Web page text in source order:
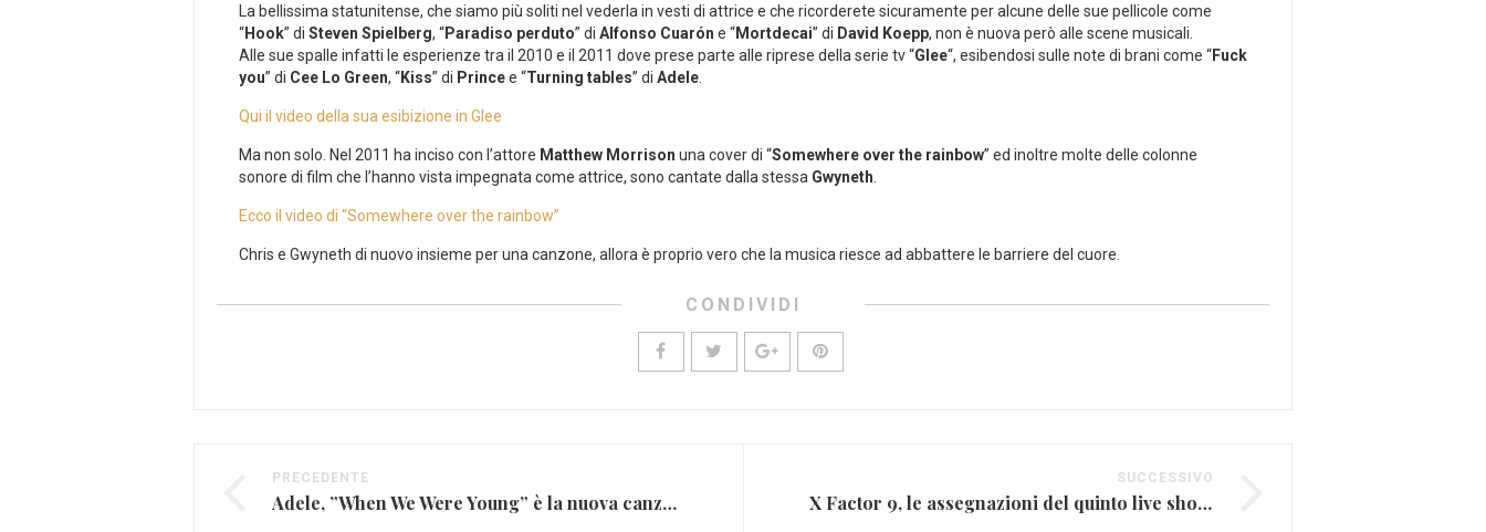
La bellissima statunitense, che siamo più soliti nel vederla in vesti di attrice e che ricorderete sicuramente per alcune delle sue pellicole come
“Hook” di Steven Spielberg, “Paradiso perduto” di Alfonso Cuarón e “Mortdecai” di David Koepp, non è nuova però alle scene musicali.
Alle sue spalle infatti le esperienze tra il 2010 e il 2011 dove prese parte alle riprese della serie tv “Glee“, esibendosi sulle note di brani come “Fuck
you” di Cee Lo Green, “Kiss” di Princee “Turning tables” di Adele.
Qui il video della sua esibizione in Glee
Ma non solo. Nel 2011 ha inciso con l’attore Matthew Morrison una cover di “Somewhere over the rainbow” ed inoltre molte delle colonne
sonore di film che l’hanno vista impegnata come attrice, sono cantate dalla stessa Gwyneth.
Ecco il video di “Somewhere over the rainbow”
Chris e Gwyneth di nuovo insieme per una canzone, allora è proprio vero che la musica riesce ad abbattere le barriere del cuore.
CONDIVIDI
PRECEDENTE
Adele, ”When We Were Young” è la nuova canzone
SUCCESSIVO
X Factor 9, le assegnazioni del quinto live show (FOTO E VIDEO)